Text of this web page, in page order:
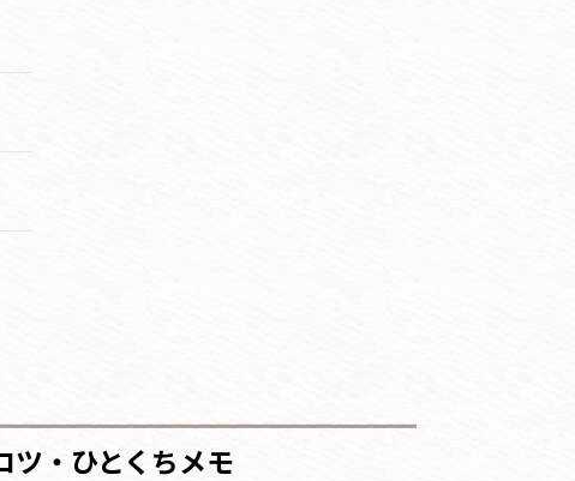
ツ・ひとくちメモ